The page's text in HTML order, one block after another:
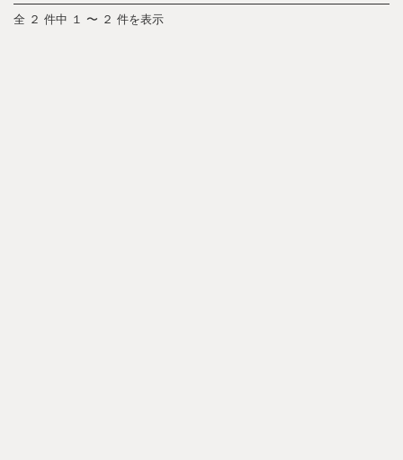
全 ２ 件中 １ 〜 ２ 件を表示